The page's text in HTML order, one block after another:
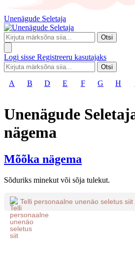
Unenägude Seletaja
Otsi
Logi sisse Registreeru kasutajaks
Otsi
A B D E F G H
Unenägude
nägema
Mõõka nägema
Sõduriks minekut või sõja tulekut.
Telli personaalne unenäo seletus siit